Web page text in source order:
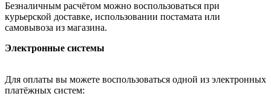
Безналичным расчётом можно воспользоваться при
курьерской доставке, использовании постамата или
самовывоза из магазина.
Электронные системы
Для оплаты вы можете воспользоваться одной из электронных
платёжных систем: